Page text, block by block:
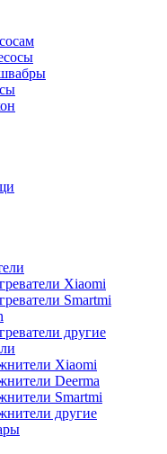
Xiaomi
Smartmi
другие
Xiaomi
Deerma
Smartmi
другие